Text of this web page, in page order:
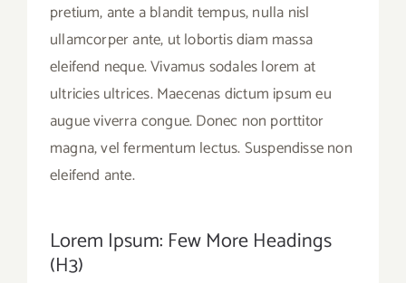
pretium, ante a blandit tempus, nulla nisl
ullamcorper ante, ut lobortis diam massa
eleifend neque. Vivamus sodales lorem at
ultricies ultrices. Maecenas dictum ipsum eu
augue viverra congue. Donec non porttitor
magna, vel fermentum lectus. Suspendisse non
eleifend ante.
Lorem Ipsum: Few More Headings
(H3)